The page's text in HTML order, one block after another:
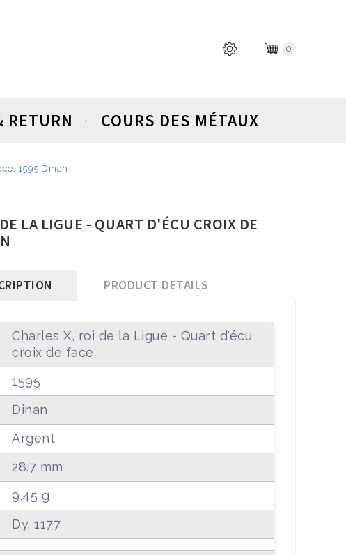
0
RETURN COURS DES MÉTAUX
1595 Dinan
LA LIGUE - QUART D'ÉCU CROIX DE
PRODUCT DETAILS
Charles X, roi de la Ligue - Quart d'écu
croix de face
1595
Dinan
Argent
28.7 mm
9.45 g
Dy. 1177